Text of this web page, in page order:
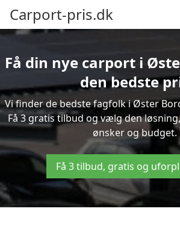
Carport-pris.dk
Få din nye carport i
den bedste
Vi finder de bedste fagfolk i Øster
Få 3 gratis tilbud og vælg den
ønsker og budget.
Få 3 tilbud, gratis og